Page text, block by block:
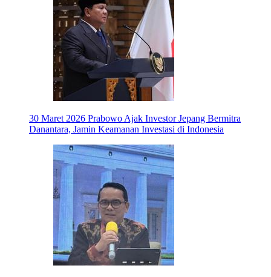
30 Maret 2026 Prabowo Ajak Investor Jepang Bermitra
Danantara, Jamin Keamanan Investasi di Indonesia